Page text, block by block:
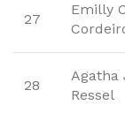
27
Emilly
28
Agatha
Ressel